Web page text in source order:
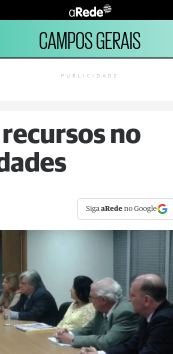
CAMPOS GERAIS
PUBLICIDADE
no
SigaaRede no Google